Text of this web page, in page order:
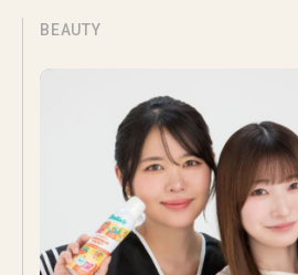
BEAUTY